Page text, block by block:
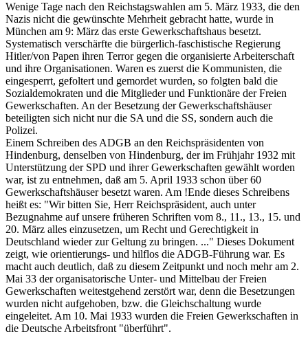
Wenige Tage nach den Reichstagswahlen am 5. März 1933, die den
Nazis nicht die gewünschte Mehrheit gebracht hatte, wurde in
München am 9: März das erste Gewerkschaftshaus besetzt.
Systematisch verschärfte die bürgerlich-faschistische Regierung
Hitler/von Papen ihren Terror gegen die organisierte Arbeiterschaft
und ihre Organisationen. Waren es zuerst die Kommunisten, die
eingesperrt, gefoltert und gemordet wurden, so folgten bald die
Sozialdemokraten und die Mitglieder und Funktionäre der Freien
Gewerkschaften. An der Besetzung der Gewerkschaftshäuser
beteiligten sich nicht nur die SA und die SS, sondern auch die
Polizei.
Einem Schreiben des ADGB an den Reichspräsidenten von
Hindenburg, denselben von Hindenburg, der im Frühjahr 1932 mit
Unterstützung der SPD und ihrer Gewerkschaften gewählt worden
war, ist zu entnehmen, daß am 5. April 1933 schon über 60
Gewerkschaftshäuser besetzt waren. Am !Ende dieses Schreibens
heißt es: "Wir bitten Sie, Herr Reichspräsident, auch unter
Bezugnahme auf unsere früheren Schriften vom 8., 11., 13., 15. und
20. März alles einzusetzen, um Recht und Gerechtigkeit in
Deutschland wieder zur Geltung zu bringen. ..." Dieses Dokument
zeigt, wie orientierungs- und hilflos die ADGB-Führung war. Es
macht auch deutlich, daß zu diesem Zeitpunkt und noch mehr am 2.
Mai 33 der organisatorische Unter- und Mittelbau der Freien
Gewerkschaften weitestgehend zerstört war, denn die Besetzungen
wurden nicht aufgehoben, bzw. die Gleichschaltung wurde
eingeleitet. Am 10. Mai 1933 wurden die Freien Gewerkschaften in
die Deutsche Arbeitsfront "überführt".